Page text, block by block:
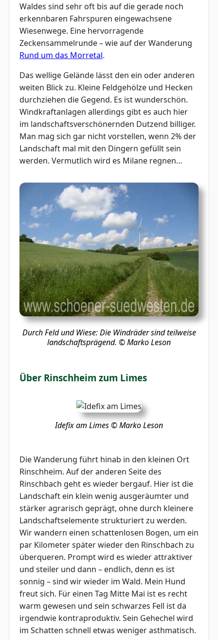
Waldes sind sehr oft bis auf die gerade noch
erkennbaren Fahrspuren eingewachsene
Wiesenwege. Eine hervorragende
Zeckensammelrunde – wie auf der Wanderung
Rund um das Morretal.
Das wellige Gelände lässt den ein oder anderen
weiten Blick zu. Kleine Feldgehölze und Hecken
durchziehen die Gegend. Es ist wunderschön.
Windkraftanlagen allerdings gibt es auch hier
im landschaftsverschönernden Dutzend billiger.
Man mag sich gar nicht vorstellen, wenn 2% der
Landschaft mal mit den Dingern gefüllt sein
werden. Vermutlich wird es Milane regnen…
Durch Feld und Wiese: Die Windräder sind teilweise
landschaftsprägend. © Marko Leson
Über Rinschheim zum Limes
Idefix am Limes© Marko Leson
Die Wanderung führt hinab in den kleinen Ort
Rinschheim. Auf der anderen Seite des
Rinschbach geht es wieder bergauf. Hier ist die
Landschaft ein klein wenig ausgeräumter und
stärker agrarisch geprägt, ohne durch kleinere
Landschaftselemente strukturiert zu werden.
Wir wandern einen schattenlosen Bogen, um ein
par Kilometer später wieder den Rinschbach zu
überqueren. Prompt wird es wieder attraktiver
und steiler und dann – endlich, denn es ist
sonnig – sind wir wieder im Wald. Mein Hund
freut sich. Für einen Tag Mitte Mai ist es recht
warm gewesen und sein schwarzes Fell ist da
irgendwie kontraproduktiv. Sein Gehechel wird
im Schatten schnell etwas weniger asthmatisch.